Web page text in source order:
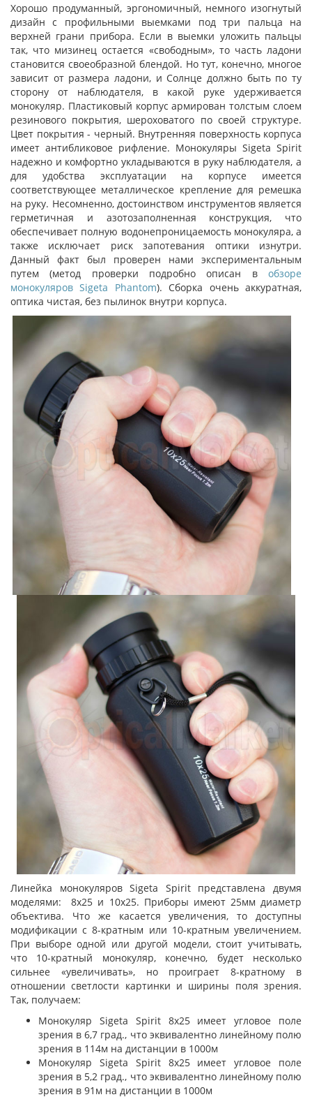
Хорошо продуманный, эргономичный, немного изогнутый
дизайн с профильными выемками под три пальца на
верхней грани прибора. Если в выемки уложить пальцы
так, что мизинец остается «свободным», то часть ладони
становится своеобразной блендой. Но тут, конечно, многое
зависит от размера ладони, и Солнце должно быть по ту
сторону от наблюдателя, в какой руке удерживается
монокуляр. Пластиковый корпус армирован толстым слоем
резинового покрытия, шероховатого по своей структуре.
Цвет покрытия - черный. Внутренняя поверхность корпуса
имеет антибликовое рифление. Монокуляры Sigeta Spirit
надежно и комфортно укладываются в руку наблюдателя, а
для удобства эксплуатации на корпусе имеется
соответствующее металлическое крепление для ремешка
на руку. Несомненно, достоинством инструментов является
герметичная и азотозаполненная конструкция, что
обеспечивает полную водонепроницаемость монокуляра, а
также исключает риск запотевания оптики изнутри.
Данный факт был проверен нами экспериментальным
путем (метод проверки подробно описан в обзоре
монокуляров Sigeta Phantom). Сборка очень аккуратная,
оптика чистая, без пылинок внутри корпуса.
Линейка монокуляров Sigeta Spirit представлена двумя
моделями: 8x25 и 10x25. Приборы имеют 25мм диаметр
объектива. Что же касается увеличения, то доступны
модификации с 8-кратным или 10-кратным увеличением.
При выборе одной или другой модели, стоит учитывать,
что 10-кратный монокуляр, конечно, будет несколько
сильнее «увеличивать», но проиграет 8-кратному в
отношении светлости картинки и ширины поля зрения.
Так, получаем:
Монокуляр Sigeta Spirit 8х25 имеет угловое поле
зрения в 6,7 град., что эквивалентно линейному полю
зрения в 114м на дистанции в 1000м
Монокуляр Sigeta Spirit 8х25 имеет угловое поле
зрения в 5,2 град., что эквивалентно линейному полю
зрения в 91м на дистанции в 1000м